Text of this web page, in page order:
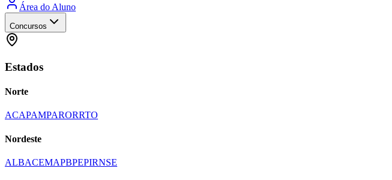
Área do Aluno
Concursos
Estados
Norte
ACAPAMPARORRTO
Nordeste
ALBACEMAPBPEPIRNSE